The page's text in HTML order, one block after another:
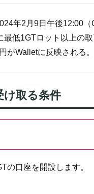
年2月9日午後12:00
最低1GTロット以上の
がWalletに反映される
け取る条件
の口座を開設します。